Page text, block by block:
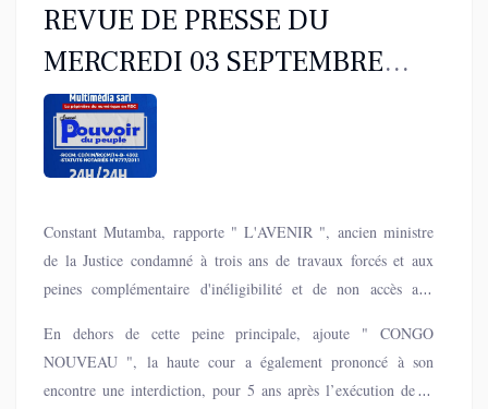
REVUE DE PRESSE DU
MERCREDI 03 SEPTEMBRE
2025
Constant Mutamba, rapporte " L'AVENIR ", ancien ministre
de la Justice condamné à trois ans de travaux forcés et aux
peines complémentaire d'inéligibilité et de non accès aux
En dehors de cette peine principale, ajoute " CONGO
NOUVEAU ", la haute cour a également prononcé à son
encontre une interdiction, pour 5 ans après l’exécution de sa